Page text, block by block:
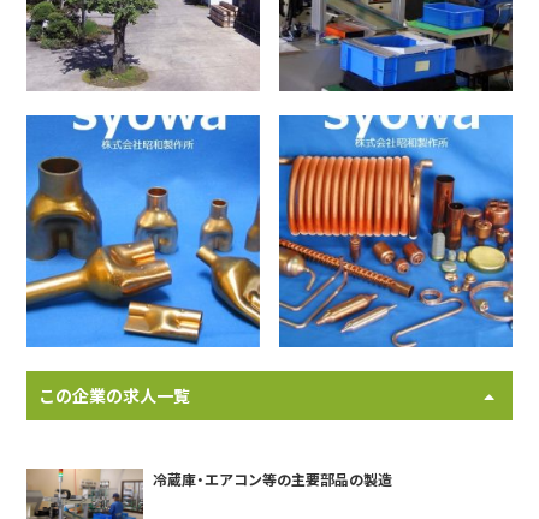
この企業の求人一覧
冷蔵庫・エアコン等の主要部品の製造